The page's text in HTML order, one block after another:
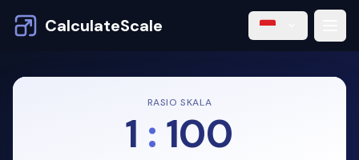
CalculateScale
RASIO SKALA
1 : 100